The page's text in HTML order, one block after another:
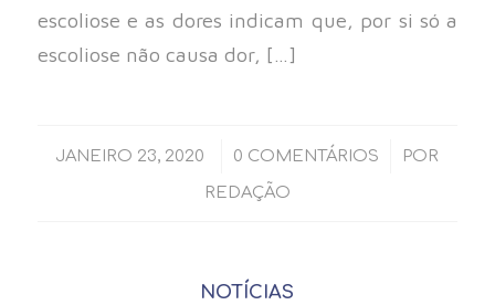
escoliose e as dores indicam que, por si só a
escoliose não causa dor, […]
JANEIRO 23, 2020
/ 0 COMENTÁRIOS
/ POR
REDAÇÃO
NOTÍCIAS